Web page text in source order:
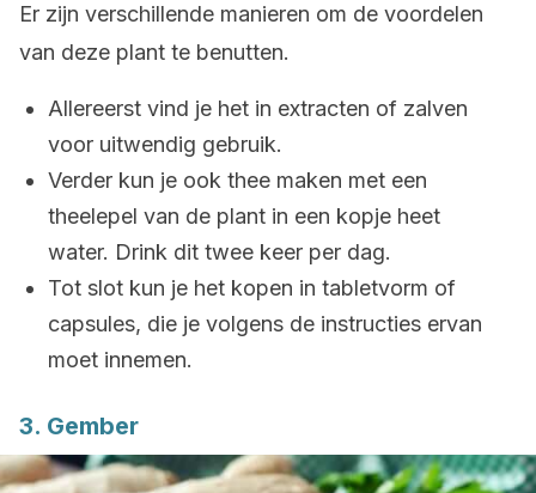
Er zijn verschillende manieren om de voordelen
van deze plant te benutten.
Allereerst vind je het in extracten of zalven
voor uitwendig gebruik.
Verder kun je ook thee maken met een
theelepel van de plant in een kopje heet
water. Drink dit twee keer per dag.
Tot slot kun je het kopen in tabletvorm of
capsules, die je volgens de instructies ervan
moet innemen.
3. Gember